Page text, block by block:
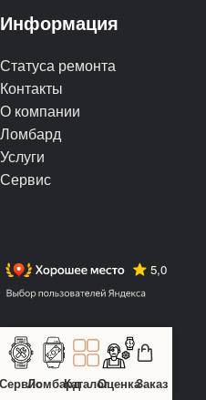
Информация
Статуса ремонта
Контакты
О компании
Ломбард
Услуги
Сервис
СервисЛомбардКаталогОценкаЗаказ